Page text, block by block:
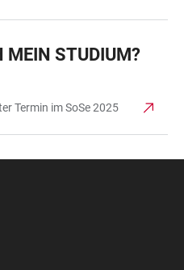
MEIN STUDIUM?
Termin im SoSe 2025